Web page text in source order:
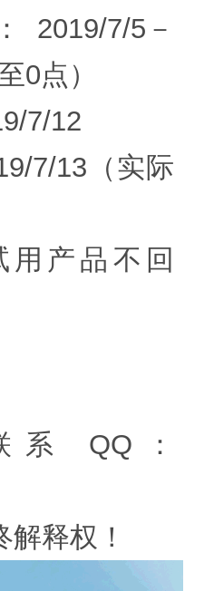
7/5－
0点）
7/12
7/13（实际
产品不回
系 QQ：
释权！